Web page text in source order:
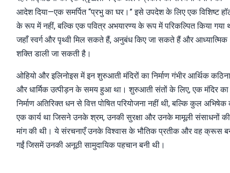
आदेश दिया—एक समर्पित “प्रभु का घर।” इसे उपदेश के लिए एक विशिष्ट
के रूप में नहीं, बल्कि एक पवित्र अभयारण्य के रूप में परिकल्पित किया गया
जहाँ स्वर्ग और पृथ्वी मिल सकते हैं, अनुबंध किए जा सकते हैं और आध्यात्मिक
शक्ति डाली जा सकती है।
ओहियो और इलिनोइस में इन शुरुआती मंदिरों का निर्माण गंभीर आर्थिक
और धार्मिक उत्पीड़न के समय हुआ था। शुरुआती संतों के लिए, एक मंदिर का
निर्माण अतिरिक्त धन से वित्त पोषित परियोजना नहीं थी, बल्कि कुल अभिषेक
एक कार्य था जिसने उनके श्रम, उनकी सुरक्षा और उनके मामूली संसाधनों की
मांग की थी। ये संरचनाएँ उनके विश्वास के भौतिक प्रतीक और वह क्रूस
गईं जिसमें उनकी अनूठी सामुदायिक पहचान बनी थी।